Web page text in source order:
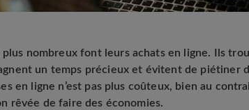
plus nombreux font leurs achats en ligne. Ils
un temps précieux et évitent de piétiner
en ligne n’est pas plus coûteux, bien au
rêvée de faire des économies.